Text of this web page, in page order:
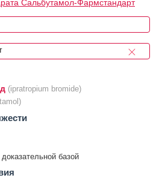
Сальбутамол-Фармстандарт
(ipratropium bromide)
базой